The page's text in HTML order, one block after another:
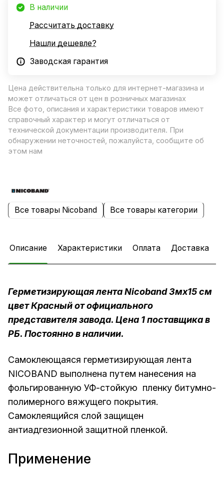
В наличии
Рассчитать доставку
Нашли дешевле?
Заводская гарантия
Цена действительна только для интернет-магазина и
может отличаться от цен в розничных магазинах
Все фото, описания и характеристики товаров имеют
справочный характер и могут отличаться от
технической документации производителя. При
обнаружении неточностей, пожалуйста, сообщите об
этом нам
Все товары Nicoband Все товары категории
Описание Характеристики Оплата Доставка
Герметизирующая лента Nicoband 3мх15 см
цвет Красный от официального
представителя завода. Цена 1 поставщика в
РБ. Постоянно в наличии.
Самоклеющаяся герметизирующая лента
NICOBAND выполнена путем нанесения на
фольгированную УФ-стойкую пленку битумно-
полимерного вяжущего покрытия.
Самоклеящийся слой защищен
антиадгезионной защитной пленкой.
Применение